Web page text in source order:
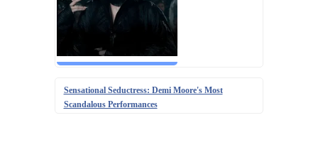
Sensational Seductress: Demi Moore's Most
Scandalous Performances